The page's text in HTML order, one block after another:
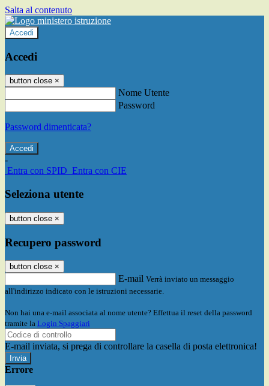
Salta al contenuto
Accedi
Accedi
button close ×
Nome Utente
Password
Password dimenticata?
-
Entra con SPID Entra con CIE
Seleziona utente
button close ×
Recupero password
button close ×
E-mail Verrà inviato un messaggio
all'indirizzo indicato con le istruzioni necessarie.
Non hai una e-mail associata al nome utente? Effettua il reset della password
tramite la Login Spaggiari
E-mail inviata, si prega di controllare la casella di posta elettronica!
Errore